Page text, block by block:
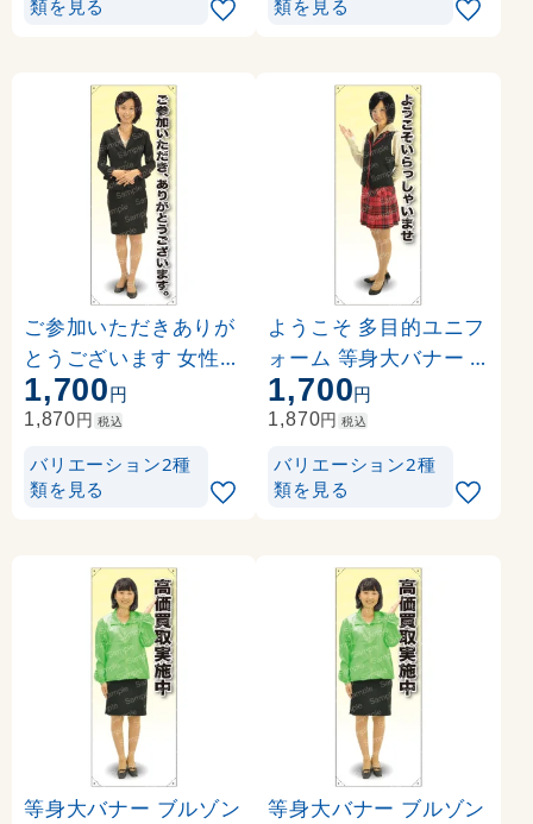
類を見る 類を見る
ご参加いただきありが
とうございます 女性上
着 等身大バナー 素材:
ポンジ(薄手生地) (621
1,700円
1,870円 税込
バリエーション2種
類を見る
ようこそ 多目的ユニフ
ォーム 等身大バナー
素材:ポンジ(薄手生地)
(62278)
1,700円
1,870円 税込
バリエーション2種
類を見る
等身大バナー ブルゾン
等身大バナー ブルゾン